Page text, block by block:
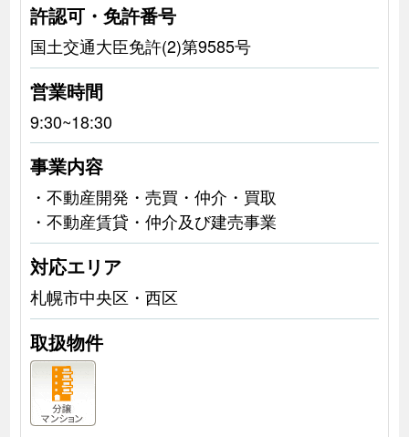
許認可・免許番号
国土交通大臣免許(2)第9585号
営業時間
9:30~18:30
事業内容
・不動産開発・売買・仲介・買取
・不動産賃貸・仲介及び建売事業
対応エリア
札幌市中央区・西区
取扱物件